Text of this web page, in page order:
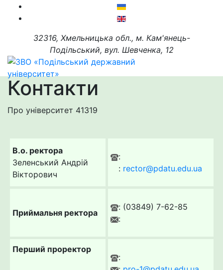
32316, Хмельницька обл., м. Кам'янець-
Подільський, вул. Шевченка, 12
Контакти
Про університет 41319
В.о. ректора
Зеленський Андрій
Вікторович
:
: rector@pdatu.edu.ua
Приймальня ректора
: (03849) 7-62-85
:
Перший проректор
: